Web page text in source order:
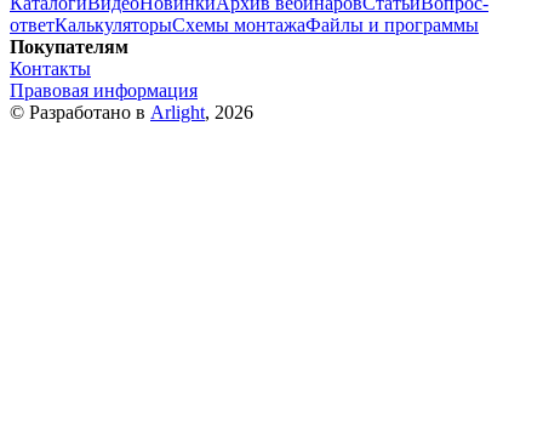
ответКалькуляторыСхемы монтажаФайлы и программы
Покупателям
Контакты
Правовая информация
© Разработано в Arlight, 2026